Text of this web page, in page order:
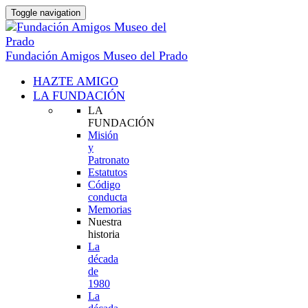
Toggle navigation
Fundación Amigos Museo del Prado
HAZTE AMIGO
LA FUNDACIÓN
LA
FUNDACIÓN
Misión
y
Patronato
Estatutos
Código
conducta
Memorias
Nuestra
historia
La
década
de
1980
La